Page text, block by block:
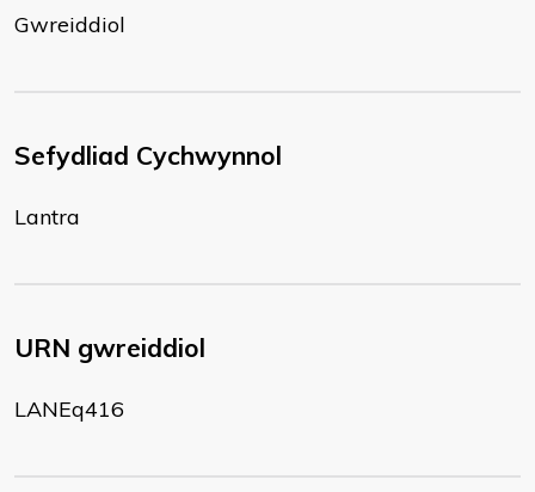
Gwreiddiol
Sefydliad Cychwynnol
Lantra
URN gwreiddiol
LANEq416